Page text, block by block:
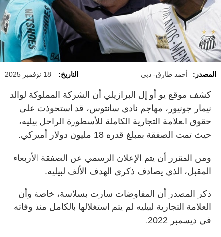
المصدر: أحمد طارق- دبي التاريخ: 18 نوفمبر 2025
كشف موقع يو أو إل البرازيلي أن الشركة المملوكة لوالد
نيمار جونيور، مهاجم نادي سانتوس، قد استحوذت على
حقوق العلامة التجارية الكاملة للأسطورة الراحل بيليه،
حيث تمت الصفقة بمبلغ قدره 18 مليون دولار أميركي.
ومن المقرر أن يتم الإعلان الرسمي عن الصفقة الأربعاء
المقبل، الذي يصادف ذكرى الهدف الألف لبيليه.
ذكر المصدر أن المفاوضات سارت بسلاسة، خاصة وأن
العلامة التجارية لبيليه لم يتم استغلالها بالكامل منذ وفاته
في ديسمبر 2022.